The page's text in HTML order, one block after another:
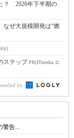
？ 2026年下半期の
なぜ大規模開発は“燃
ステップPR(ITmedia エ
by
警告...